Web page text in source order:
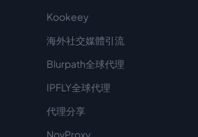
Kookeey
海外社交媒體引流
Blurpath全球代理
IPFLY全球代理
代理分享
NovProxy